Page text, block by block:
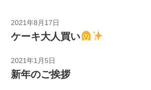
2021年8月17日
ケーキ大人買い
2021年1月5日
新年のご挨拶